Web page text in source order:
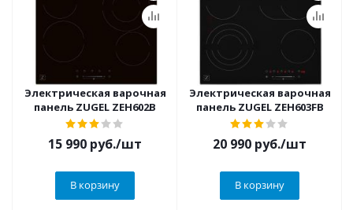
Электрическая варочная
панель ZUGEL ZEH602B
15 990 руб./шт
В корзину
Электрическая варочная
панель ZUGEL ZEH603FB
20 990 руб./шт
В корзину